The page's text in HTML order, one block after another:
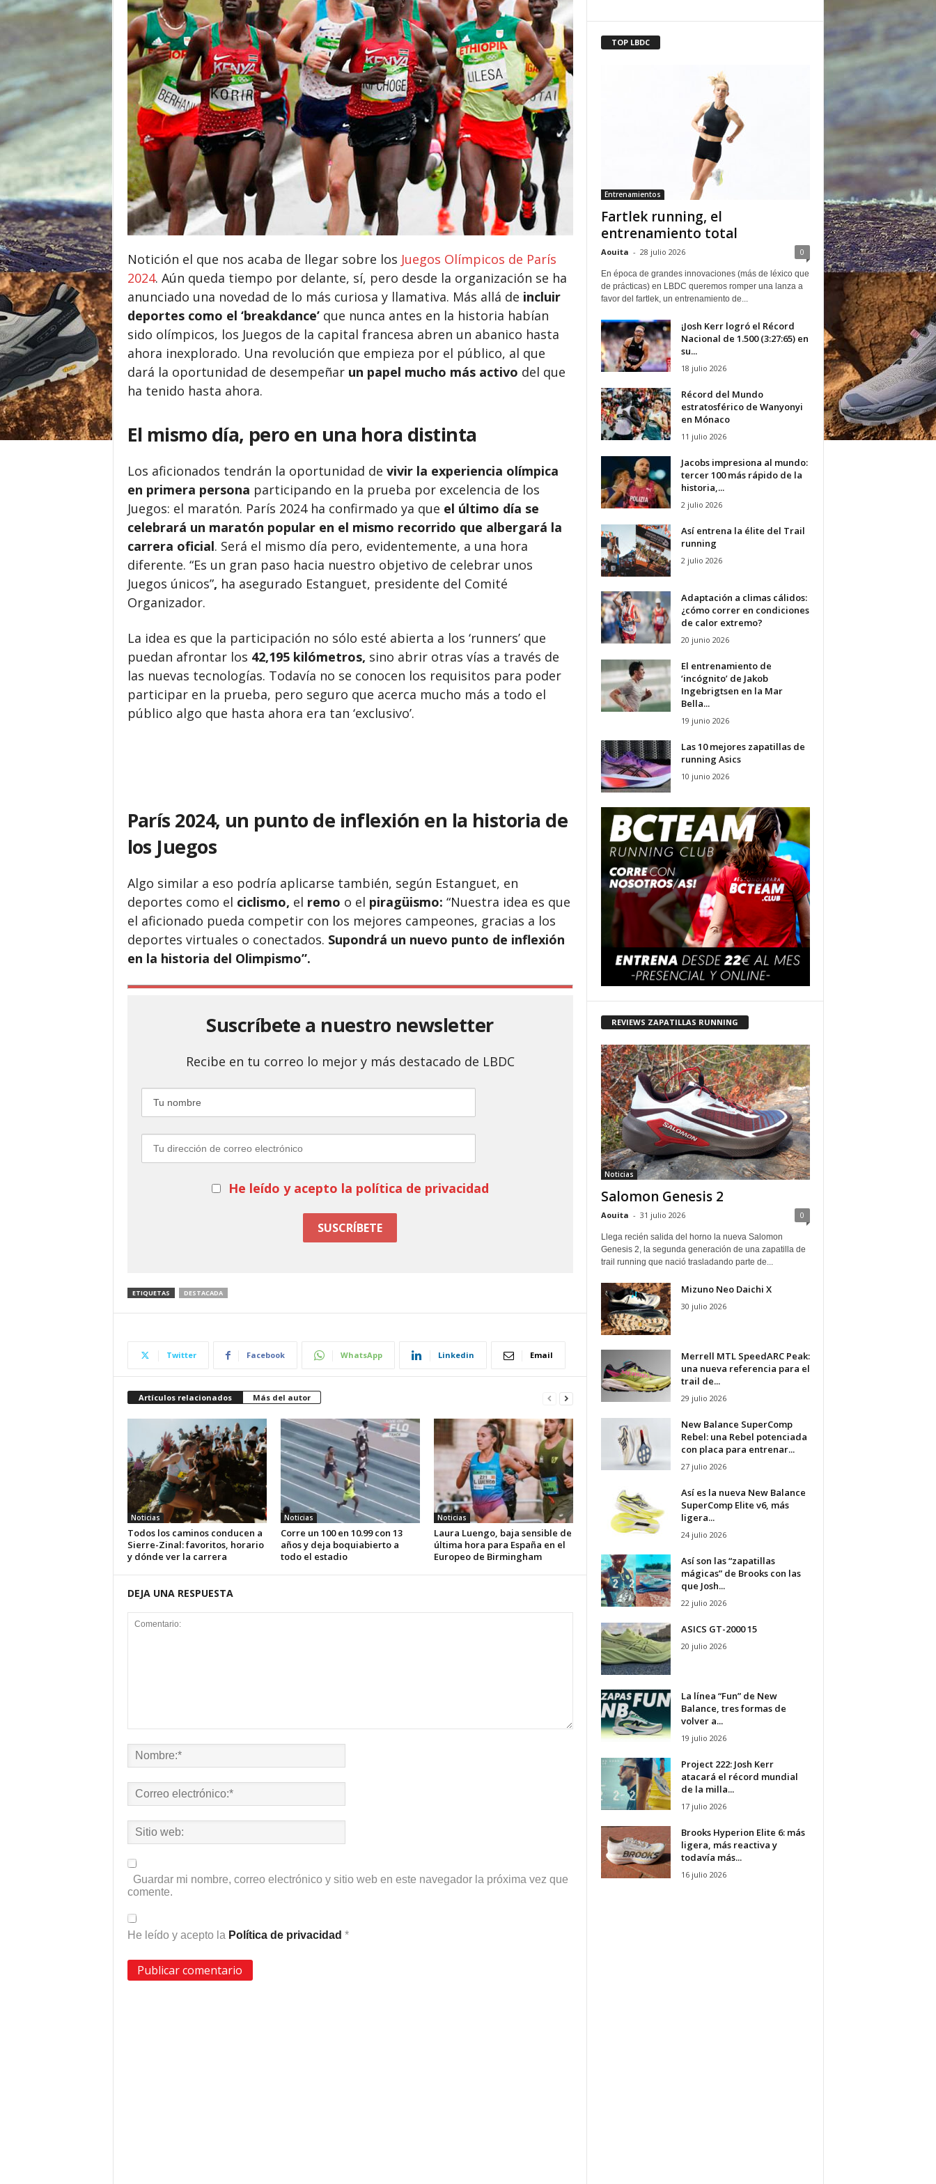
Notición el que nos acaba de llegar sobre los Juegos Olímpicos de París
2024. Aún queda tiempo por delante, sí, pero desde la organización se ha
anunciado una novedad de lo más curiosa y llamativa. Más allá de incluir
deportes como el ‘breakdance’que nunca antes en la historia habían
sido olímpicos, los Juegos de la capital francesa abren un abanico hasta
ahora inexplorado. Una revolución que empieza por el público, al que
dará la oportunidad de desempeñar un papel mucho más activo del que
ha tenido hasta ahora.
El mismo día, pero en una hora distinta
Los aficionados tendrán la oportunidad de vivir la experiencia olímpica
en primera persona participando en la prueba por excelencia de los
Juegos: el maratón. París 2024 ha confirmado ya que el último día se
celebrará un maratón popular en el mismo recorrido que albergará la
carrera oficial. Será el mismo día pero, evidentemente, a una hora
diferente. “Es un gran paso hacia nuestro objetivo de celebrar unos
Juegos únicos”, ha asegurado Estanguet, presidente del Comité
Organizador.
La idea es que la participación no sólo esté abierta a los ‘runners’ que
puedan afrontar los 42,195 kilómetros, sino abrir otras vías a través de
las nuevas tecnologías. Todavía no se conocen los requisitos para poder
participar en la prueba, pero seguro que acerca mucho más a todo el
público algo que hasta ahora era tan ‘exclusivo’.
París 2024, un punto de inflexión en la historia de
los Juegos
Algo similar a eso podría aplicarse también, según Estanguet, en
deportes como el ciclismo, el remo o el piragüismo: “Nuestra idea es que
el aficionado pueda competir con los mejores campeones, gracias a los
deportes virtuales o conectados. Supondrá un nuevo punto de inflexión
en la historia del Olimpismo”.
Suscríbete a nuestro newsletter
Recibe en tu correo lo mejor y más destacado de LBDC
He leído y acepto la política de privacidad
ETIQUETAS DESTACADA
Twitter Facebook WhatsApp Linkedin Email
Artículos relacionados Más del autor
Noticias
Todos los caminos conducen a
Sierre-Zinal: favoritos, horario
y dónde ver la carrera
Noticias
Corre un 100 en 10.99 con 13
años y deja boquiabierto a
todo el estadio
Noticias
Laura Luengo, baja sensible de
última hora para España en el
Europeo de Birmingham
DEJA UNA RESPUESTA
Guardar mi nombre, correo electrónico y sitio web en este navegador la próxima vez que
comente.
He leído y acepto la Política de privacidad *
TOP LBDC
Entrenamientos
Fartlek running, el
entrenamiento total
Aouita - 28 julio 2026 0
En época de grandes innovaciones (más de léxico que
de prácticas) en LBDC queremos romper una lanza a
favor del fartlek, un entrenamiento de...
¡Josh Kerr logró el Récord
Nacional de 1.500 (3:27:65) en
su...
18 julio 2026
Récord del Mundo
estratosférico de Wanyonyi
en Mónaco
11 julio 2026
Jacobs impresiona al mundo:
tercer 100 más rápido de la
historia,...
2 julio 2026
Así entrena la élite del Trail
running
2 julio 2026
Adaptación a climas cálidos:
¿cómo correr en condiciones
de calor extremo?
20 junio 2026
El entrenamiento de
‘incógnito’ de Jakob
Ingebrigtsen en la Mar
Bella...
19 junio 2026
Las 10 mejores zapatillas de
running Asics
10 junio 2026
REVIEWS ZAPATILLAS RUNNING
Noticias
Salomon Genesis 2
Aouita - 31 julio 2026 0
Llega recién salida del horno la nueva Salomon
Genesis 2, la segunda generación de una zapatilla de
trail running que nació trasladando parte de...
Mizuno Neo Daichi X
30 julio 2026
Merrell MTL SpeedARC Peak:
una nueva referencia para el
trail de...
29 julio 2026
New Balance SuperComp
Rebel: una Rebel potenciada
con placa para entrenar...
27 julio 2026
Así es la nueva New Balance
SuperComp Elite v6, más
ligera...
24 julio 2026
Así son las “zapatillas
mágicas” de Brooks con las
que Josh...
22 julio 2026
ASICS GT-2000 15
20 julio 2026
La línea “Fun” de New
Balance, tres formas de
volver a...
19 julio 2026
Project 222: Josh Kerr
atacará el récord mundial
de la milla...
17 julio 2026
Brooks Hyperion Elite 6: más
ligera, más reactiva y
todavía más...
16 julio 2026